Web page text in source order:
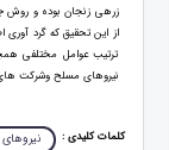
زرهی زنجان بوده و روش
از این تحقیق که گرد
ترتیب عوامل مختلفی
نیروهای مسلح وشرکت های
کلمات کلیدی :